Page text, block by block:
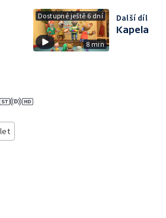
Dostupné ještě 6 dní
8 min
Další díl
Kapela